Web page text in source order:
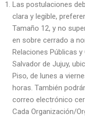
Las postulaciones
clara y legible,
Tamaño 12, y no
en sobre cerrado a
Relaciones Públicas
Salvador de Jujuy,
Piso, de lunes a
horas. También
correo electrónico
Cada Organización/